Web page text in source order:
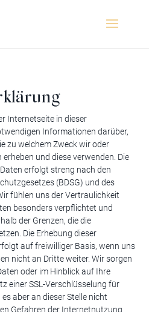
Internetseite in dieser
Informationen darüber,
zu welchem Zweck wir oder
und diese verwenden. Die
erfolgt streng nach den
(BDSG) und des
fühlen uns der Vertraulichkeit
besonders verpflichtet und
der Grenzen, die die
Die Erhebung dieser
auf freiwilliger Basis, wenn uns
nicht an Dritte weiter. Wir sorgen
oder im Hinblick auf Ihre
einer SSL-Verschlüsselung für
aber an dieser Stelle nicht
Gefahren der Internetnutzung